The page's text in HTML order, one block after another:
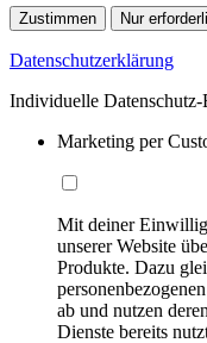
Zustimmen Nur
Datenschutzerklärung
Individuelle Datenschutz-
Marketing per
Mit deiner
unserer Website
Produkte. Dazu
ab und nutzen
Dienste bereits